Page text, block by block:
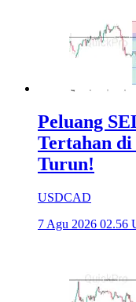
Peluang
Tertahan di
Turun!
USDCAD
7 Agu 2026 02.56